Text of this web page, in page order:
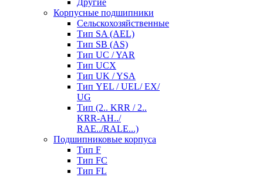
Другие
Корпусные подшипники
Сельскохозяйственные
Тип SA (AEL)
Тип SB (AS)
Тип UC / YAR
Тип UCX
Тип UK / YSA
Тип YEL / UEL/ EX/
UG
Тип (2.. KRR / 2..
KRR-AH../
RAE../RALE...)
Подшипниковые корпуса
Тип F
Тип FC
Тип FL